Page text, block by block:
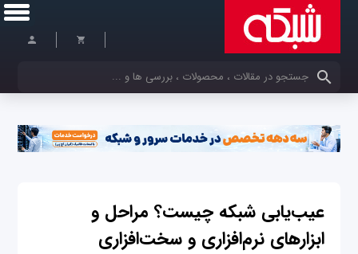
کلمات کلیدی خود را وارد کنید
عیب‌یابی شبکه چیست؟ مراحل و
ابزارهای نرم‌افزاری و سخت‌افزاری